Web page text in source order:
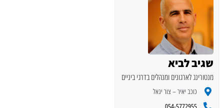
שגיב לביא
מנטורינג לארגונים ומנהלים בדרגי ביניים
כוכב יאיר – צור יגאל